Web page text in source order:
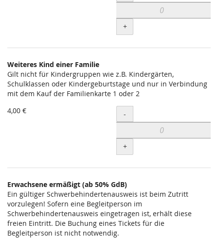
+
Weiteres Kind einer Familie
Gilt nicht für Kindergruppen wie z.B. Kindergärten,
Schulklassen oder Kindergeburtstage und nur in Verbindung
mit dem Kauf der Familienkarte 1 oder 2
4,00 €
Menge
-
+
Erwachsene ermäßigt (ab 50% GdB)
Ein gültiger Schwerbehindertenausweis ist beim Zutritt
vorzulegen! Sofern eine Begleitperson im
Schwerbehindertenausweis eingetragen ist, erhält diese
freien Eintritt. Die Buchung eines Tickets für die
Begleitperson ist nicht notwendig.